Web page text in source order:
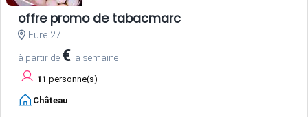
offre promo de tabacmarc
Eure 27
à partir de € la semaine
11 personne(s)
Château